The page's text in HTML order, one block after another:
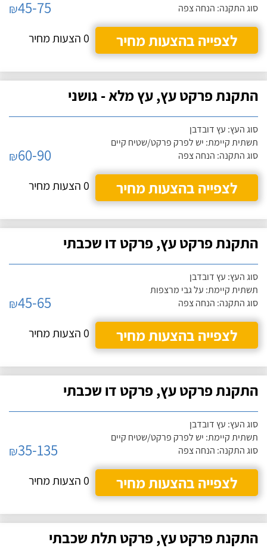
סוג התקנה: הנחה צפה
₪45-75
לצפייה בהצעות מחיר
0 הצעות מחיר
התקנת פרקט עץ, עץ מלא - גושני
סוג העץ: עץ דובדבן
תשתית קיימת: יש לפרק פרקט/שטיח קיים
סוג התקנה: הנחה צפה
₪60-90
לצפייה בהצעות מחיר
0 הצעות מחיר
התקנת פרקט עץ, פרקט דו שכבתי
סוג העץ: עץ דובדבן
תשתית קיימת: על גבי מרצפות
סוג התקנה: הנחה צפה
₪45-65
לצפייה בהצעות מחיר
0 הצעות מחיר
התקנת פרקט עץ, פרקט דו שכבתי
סוג העץ: עץ דובדבן
תשתית קיימת: יש לפרק פרקט/שטיח קיים
סוג התקנה: הנחה צפה
₪35-135
לצפייה בהצעות מחיר
0 הצעות מחיר
התקנת פרקט עץ, פרקט תלת שכבתי